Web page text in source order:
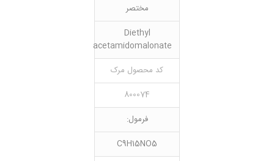
مختصر
Diethyl
acetamidomalonate
کد محصول مرک
800074
فرمول:
C9H15NO5